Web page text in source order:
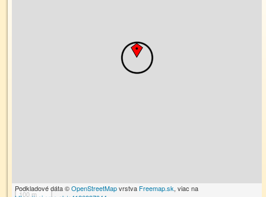
100 m
Podkladové dáta ©OpenStreetMapvrstva Freemap.sk, viac na